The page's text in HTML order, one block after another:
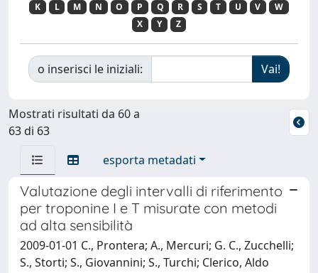
K
L M N O P Q R S T U V
W
X
Y Z
o inserisci le iniziali:
Mostrati risultati da 60 a
63 di 63
esporta metadati
Valutazione degli intervalli di riferimento
per troponine I e T misurate con metodi
ad alta sensibilità
2009-01-01 C., Prontera; A., Mercuri; G. C., Zucchelli;
S., Storti; S., Giovannini; S., Turchi; Clerico, Aldo